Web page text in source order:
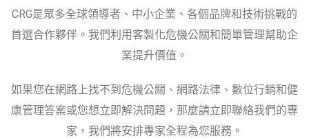
CRG是眾多全球領導者、中小企業、各個品牌和技術挑戰的
首選合作夥伴。我們利用客製化危機公關和簡單管理幫助企
業提升價值。
如果您在網路上找不到危機公關、網路法律、數位行銷和健
康管理答案或您想立即解決問題，那麼請立即聯絡我們的專
家，我們將安排專家全程為您服務。